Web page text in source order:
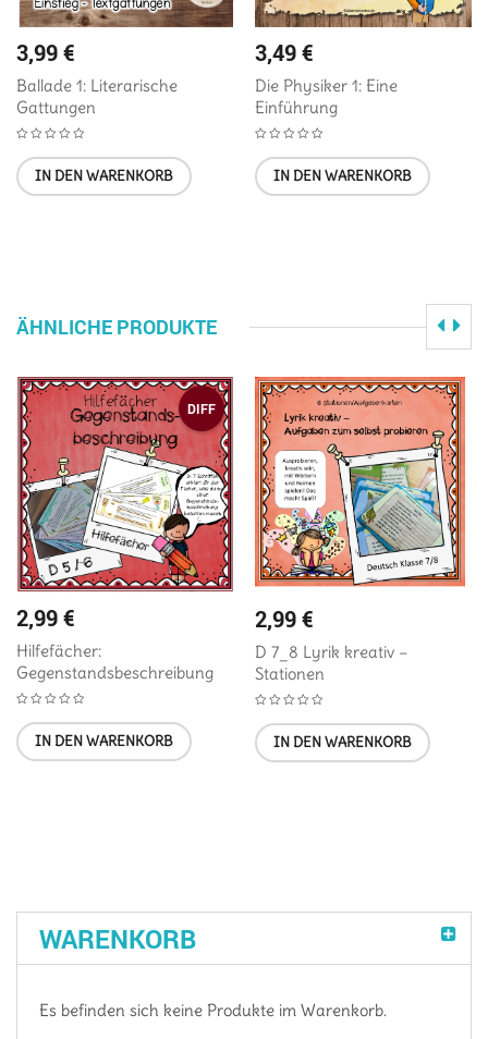
3,99€
Ballade 1: Literarische
Gattungen
IN DEN WARENKORB
3,49€
Die Physiker 1: Eine
Einführung
IN DEN WARENKORB
ÄHNLICHE PRODUKTE
DIFF
2,99€
Hilfefächer:
Gegenstandsbeschreibung
IN DEN WARENKORB
2,99€
D 7_8 Lyrik kreativ –
Stationen
IN DEN WARENKORB
WARENKORB
Es befinden sich keine Produkte im Warenkorb.